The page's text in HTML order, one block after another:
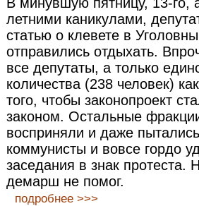
летними каникулами,
статью о клевете в
отправились отдыхать.
все депутаты, а только
количества (238 человек)
того, чтобы законопроект
законом. Остальные
восприняли и даже
коммунисты и вовсе гордо
заседания в знак протеста.
демарш не помог.
подробнее >>>